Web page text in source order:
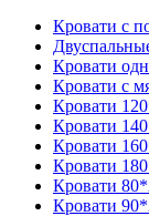
Кровати с
Кровати
Кровати с
Кровати
Кровати
Кровати
Кровати
Кровати
Кровати